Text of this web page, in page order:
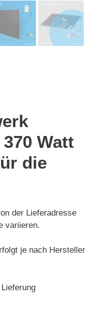
Watt
die
der Lieferadresse
variieren.
je nach Hersteller